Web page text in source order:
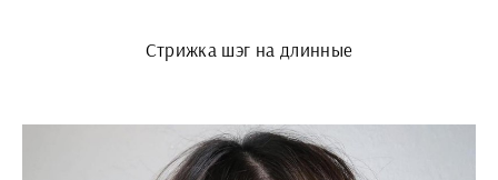
Стрижка шэг на длинные